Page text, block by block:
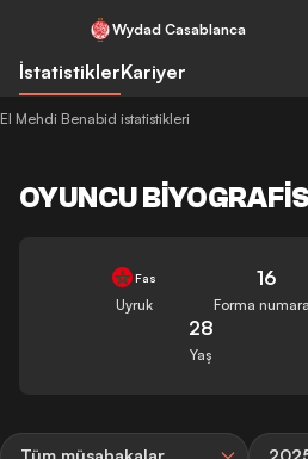
Wydad Casablanca
İstatistiklerKariyer
El Mehdi Benabid istatistikleri
OYUNCU
Fas
Uyruk
16
Forma
28
Yaş
Tüm müsabakalar